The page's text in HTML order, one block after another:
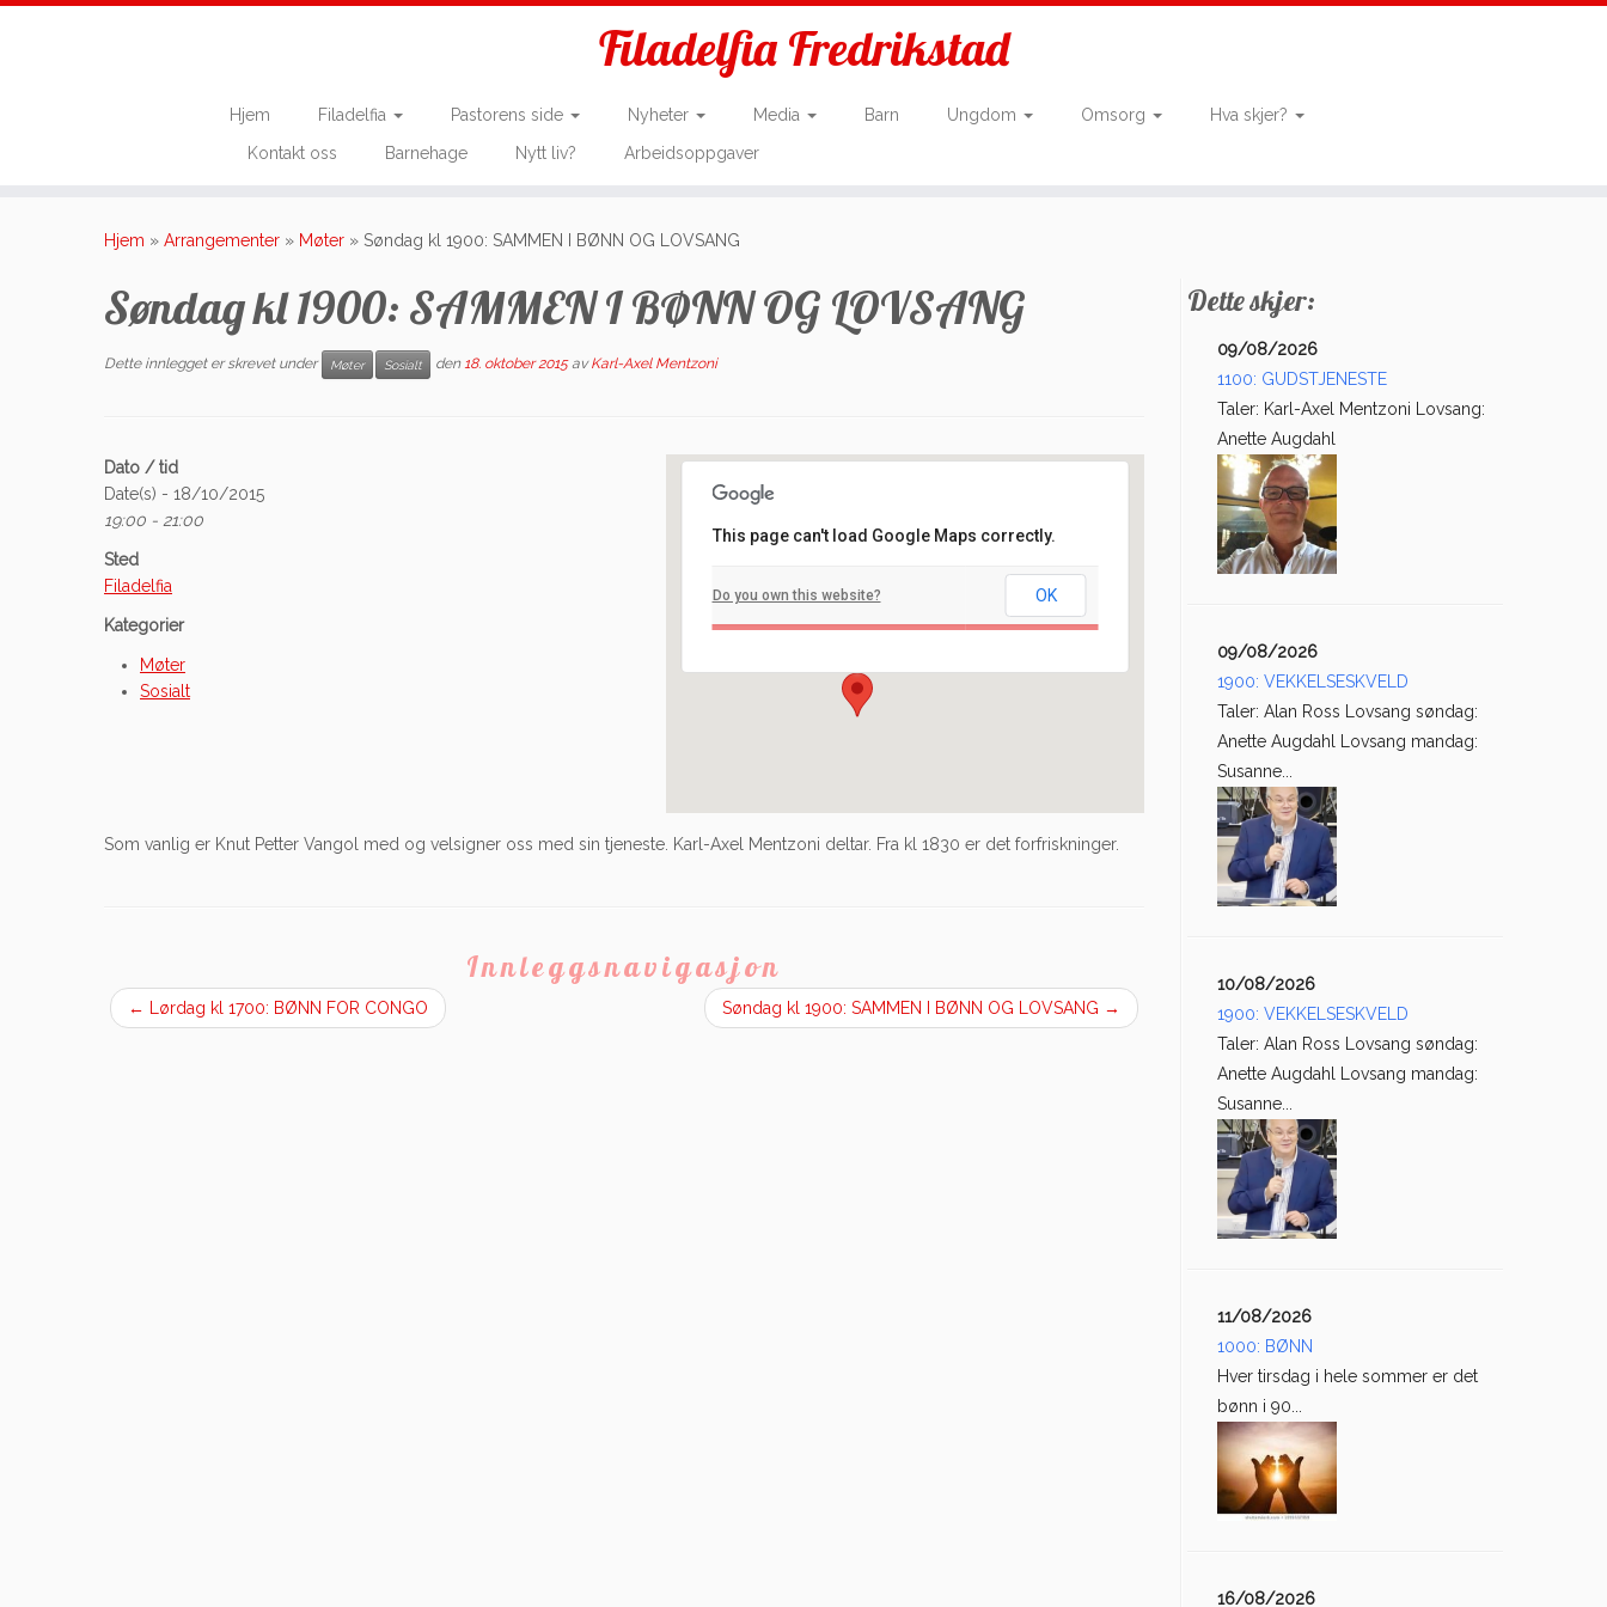
Filadelfia Fredrikstad
Hjem Filadelfia Pastorens side Nyheter Media Barn Ungdom Omsorg
Hva skjer?
Kontakt oss
Barnehage Nytt liv? Arbeidsoppgaver
Hjem » Arrangementer » Møter » Søndag kl 1900: SAMMEN I BØNN OG LOVSANG
Søndag kl 1900: SAMMEN I BØNN OG LOVSANG
Dette innlegget er skrevet under Møter Sosialt den 18. oktober 2015 avKarl-Axel Mentzoni
Arrangement
This page can't load Google Maps correctly.
Do you own this website? OK
Dato / tid
Date(s) - 18/10/2015
19:00 - 21:00
Sted
Filadelfia
Kategorier
Møter
Sosialt
Som vanlig er Knut Petter Vangol med og velsigner oss med sin tjeneste. Karl-Axel Mentzoni deltar. Fra kl 1830 er det forfriskninger.
Innleggsnavigasjon
← Lørdag kl 1700: BØNN FOR CONGO Søndag kl 1900: SAMMEN I BØNN OG LOVSANG →
Dette skjer:
09/08/2026
1100: GUDSTJENESTE
Taler: Karl-Axel Mentzoni Lovsang:
Anette Augdahl
09/08/2026
1900: VEKKELSESKVELD
Taler: Alan Ross Lovsang søndag:
Anette Augdahl Lovsang mandag:
Susanne...
10/08/2026
1900: VEKKELSESKVELD
Taler: Alan Ross Lovsang søndag:
Anette Augdahl Lovsang mandag:
Susanne...
11/08/2026
1000: BØNN
Hver tirsdag i hele sommer er det
bønn i 90...
16/08/2026